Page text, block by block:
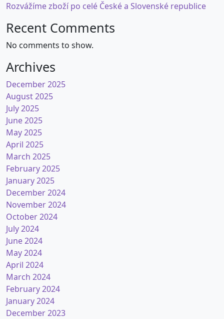
Rozvážíme zboží po celé České a Slovenské republice
Recent Comments
No comments to show.
Archives
December 2025
August 2025
July 2025
June 2025
May 2025
April 2025
March 2025
February 2025
January 2025
December 2024
November 2024
October 2024
July 2024
June 2024
May 2024
April 2024
March 2024
February 2024
January 2024
December 2023